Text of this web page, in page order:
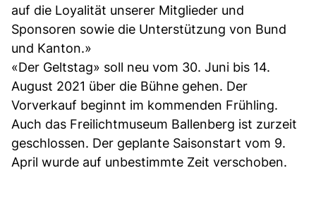
auf die Loyalität unserer Mitglieder und
Sponsoren sowie die Unterstützung von Bund
und Kanton.»
«Der Geltstag» soll neu vom 30. Juni bis 14.
August 2021 über die Bühne gehen. Der
Vorverkauf beginnt im kommenden Frühling.
Auch das Freilichtmuseum Ballenberg ist zurzeit
geschlossen. Der geplante Saisonstart vom 9.
April wurde auf unbestimmte Zeit verschoben.